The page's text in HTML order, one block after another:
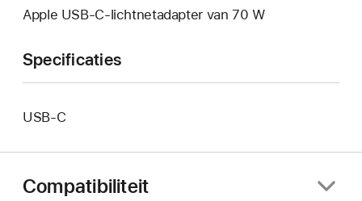
Apple USB‑C-lichtnetadapter van 70 W
Specificaties
USB‑C
Compatibiliteit